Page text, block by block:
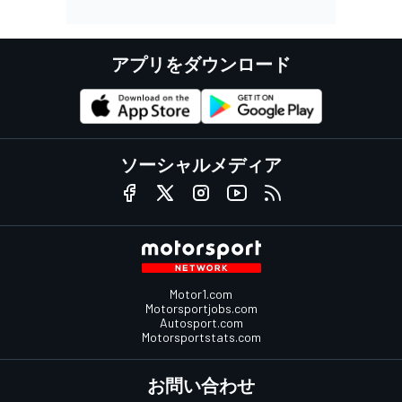
アプリをダウンロード
ソーシャルメディア
Motor1.com
Motorsportjobs.com
Autosport.com
Motorsportstats.com
お問い合わせ